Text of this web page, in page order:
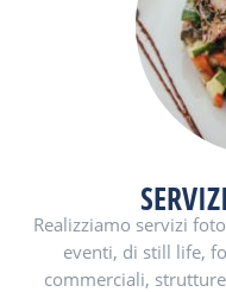
Realizziamo servizi
eventi, di still life,
commerciali,